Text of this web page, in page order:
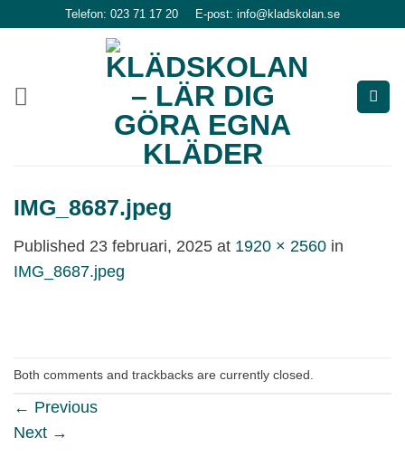
Telefon: 023 71 17 20 E-post: info@kladskolan.se
IMG_8687.jpeg
Published 23 februari, 2025 at 1920 × 2560 in
IMG_8687.jpeg
Both comments and trackbacks are currently closed.
← Previous
Next →